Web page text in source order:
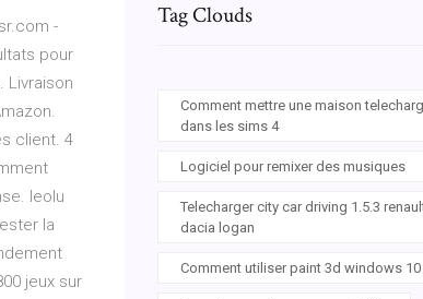
Livraison
client. 4
leolu
la
jeux sur
Tag Clouds
Comment mettre une maison
dans les sims 4
Logiciel pour remixer des musiques
Telecharger city car driving 1.5.3
dacia logan
Comment utiliser paint 3d windows 10